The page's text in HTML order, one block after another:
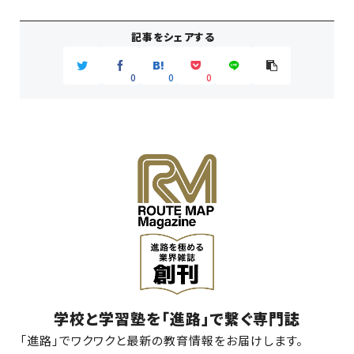
記事をシェアする
0 0 0
学校と学習塾を「進路」で繋ぐ専門誌
「進路」でワクワクと最新の教育情報をお届けします。